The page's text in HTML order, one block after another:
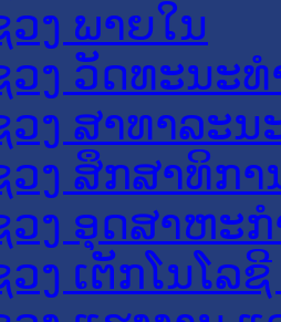
ງ ພາຍໃນ
ງ ວັດທະນະ
ງ ສາທາລະນ
ງ ສຶກສາທິກາ
ງ ອຸດສາຫະ
ງ ເຕັກໂນໂລ